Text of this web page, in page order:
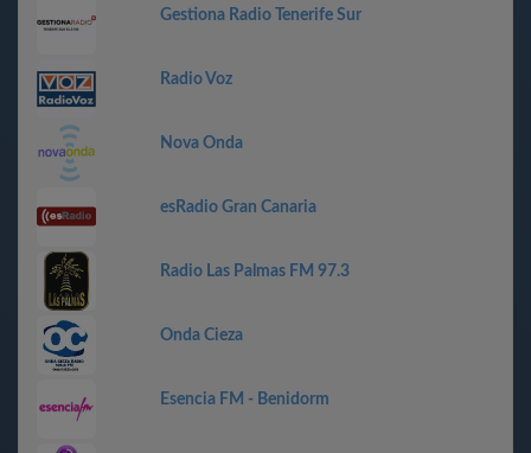
Gestiona Radio Tenerife Sur
Radio Voz
Nova Onda
esRadio Gran Canaria
Radio Las Palmas FM 97.3
Onda Cieza
Esencia FM - Benidorm